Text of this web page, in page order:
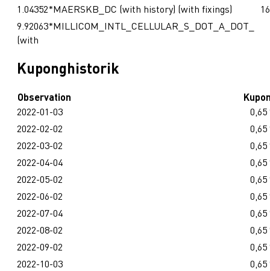
1.04352*MAERSKB_DC (with history) (with fixings)
9.92063*MILLICOM_INTL_CELLULAR_S_DOT_A_DOT_
(with
Kuponghistorik
Observation
2022-01-03
0,65
2022-02-02
0,65
2022-03-02
0,65
2022-04-04
0,65
2022-05-02
0,65
2022-06-02
0,65
2022-07-04
0,65
2022-08-02
0,65
2022-09-02
0,65
2022-10-03
0,65